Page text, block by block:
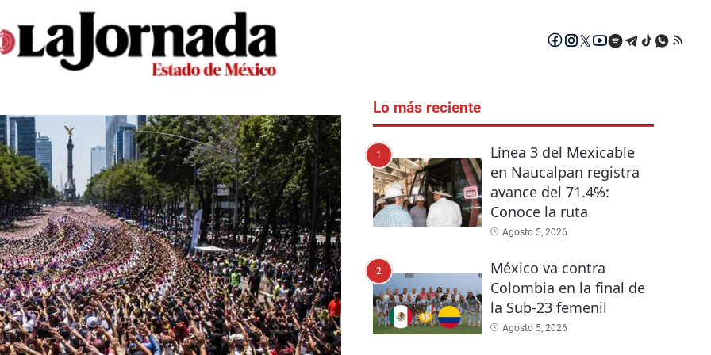
Lo más reciente
1
Línea 3 del Mexicable
en Naucalpan registra
avance del 71.4%:
Conoce la ruta
Agosto 5, 2026
2
México va contra
Colombia en la final de
la Sub-23 femenil
Agosto 5, 2026